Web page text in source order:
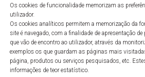
Os cookies de funcionalidade memorizam as
utilizador.
Os cookies analíticos permitem a memorização da
site é navegado, com a finalidade de apresentação
que vão de encontro ao utilizador, através da
exemplos os que guardam as páginas mais
página, produtos ou serviços pesquisados, etc.
informações de teor estatístico.